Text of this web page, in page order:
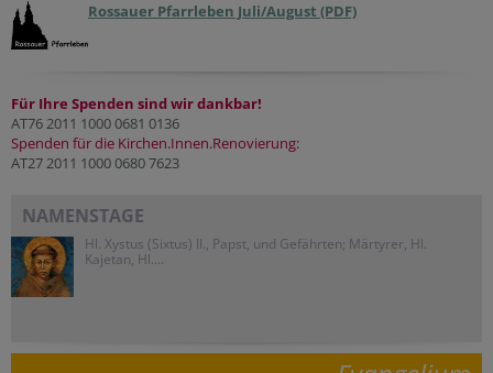
Rossauer Pfarrleben Juli/August (PDF)
Für Ihre Spenden sind wir dankbar!
AT76 2011 1000 0681 0136
Spenden für die Kirchen.Innen.Renovierung:
AT27 2011 1000 0680 7623
NAMENSTAGE
Hl. Xystus (Sixtus) II., Papst, und Gefährten; Märtyrer, Hl.
Kajetan, Hl....